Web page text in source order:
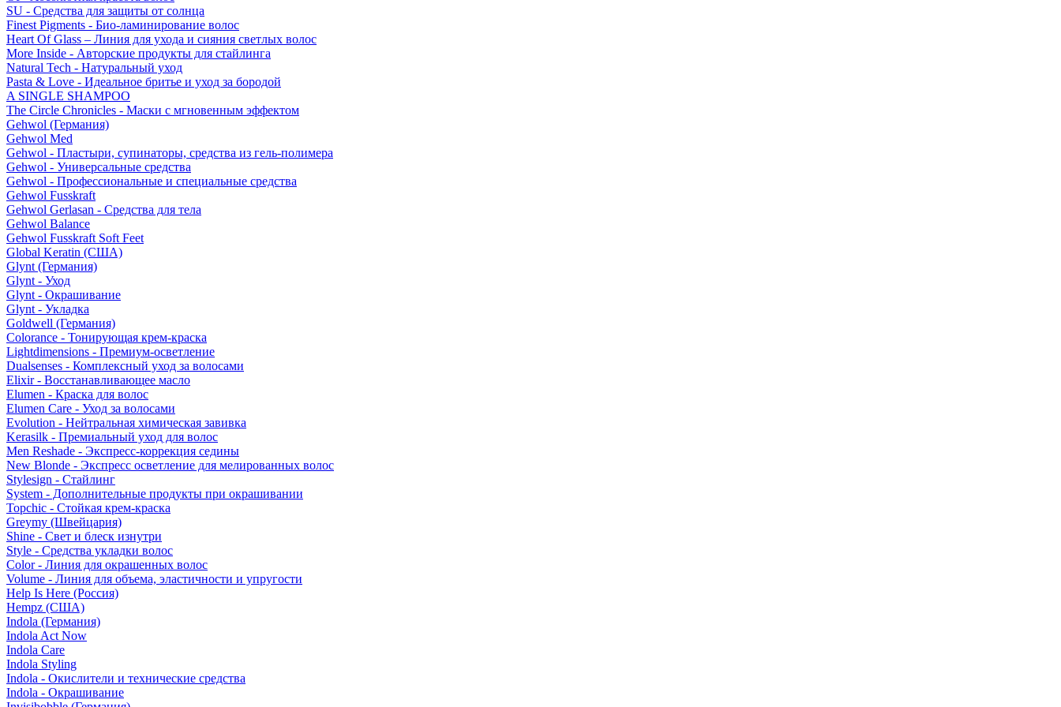
SU - Средства для защиты от солнца
Finest Pigments - Био-ламинирование волос
Heart Of Glass – Линия для ухода и сияния светлых волос
More Inside - Авторские продукты для стайлинга
Natural Tech - Натуральный уход
Pasta & Love - Идеальное бритье и уход за бородой
A SINGLE SHAMPOO
The Circle Chronicles - Маски с мгновенным эффектом
Gehwol (Германия)
Gehwol Med
Gehwol - Пластыри, супинаторы, средства из гель-полимера
Gehwol - Универсальные средства
Gehwol - Профессиональные и специальные средства
Gehwol Fusskraft
Gehwol Gerlasan - Средства для тела
Gehwol Balance
Gehwol Fusskraft Soft Feet
Global Keratin (США)
Glynt (Германия)
Glynt - Уход
Glynt - Окрашивание
Glynt - Укладка
Goldwell (Германия)
Colorance - Тонирующая крем-краска
Lightdimensions - Премиум-осветление
Dualsenses - Комплексный уход за волосами
Elixir - Восстанавливающее масло
Elumen - Краска для волос
Elumen Care - Уход за волосами
Evolution - Нейтральная химическая завивка
Kerasilk - Премиальный уход для волос
Men Reshade - Экспресс-коррекция седины
New Blonde - Экспресс осветление для мелированных волос
Stylesign - Стайлинг
System - Дополнительные продукты при окрашивании
Topchic - Стойкая крем-краска
Greymy (Швейцария)
Shine - Свет и блеск изнутри
Style - Средства укладки волос
Color - Линия для окрашенных волос
Volume - Линия для объема, эластичности и упругости
Help Is Here (Россия)
Hempz (США)
Indola (Германия)
Indola Act Now
Indola Care
Indola Styling
Indola - Окислители и технические средства
Indola - Окрашивание